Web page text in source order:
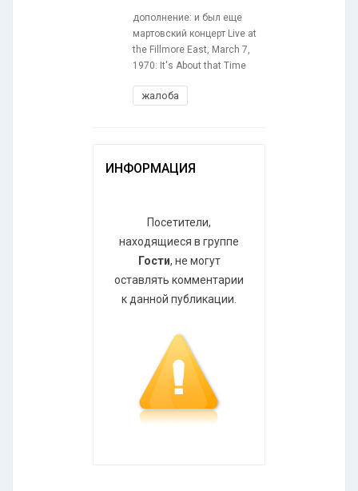
дополнение: и был еще
мартовский концерт Live at
the Fillmore East, March 7,
1970: It's About that Time
жалоба
ИНФОРМАЦИЯ
Посетители,
находящиеся в группе
Гости, не могут
оставлять комментарии
к данной публикации.